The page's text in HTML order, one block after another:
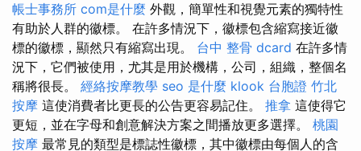
帳士事務所 com是什麼 外觀，簡單性和視覺元素的獨特性
有助於人群的徽標。 在許多情況下，徽標包含縮寫接近徽
標的徽標，顯然只有縮寫出現。 台中 整骨 dcard 在許多情
況下，它們被使用，尤其是用於機構，公司，組織，整個名
稱將很長。 經絡按摩教學 seo 是什麼 klook 台胞證 竹北
按摩 這使消費者比更長的公告更容易記住。 推拿 這使得它
更短，並在字母和創意解決方案之間播放更多選擇。 桃園
按摩 最常見的類型是標誌性徽標，其中徽標由每個人的含